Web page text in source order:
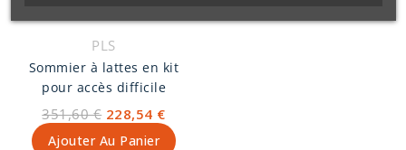
caisse 17 cm.
Fabrication Française et
artisanale.
PLS
Sommier à lattes en kit
pour accès difficile
351,60 € 228,54 €
Ajouter Au Panier